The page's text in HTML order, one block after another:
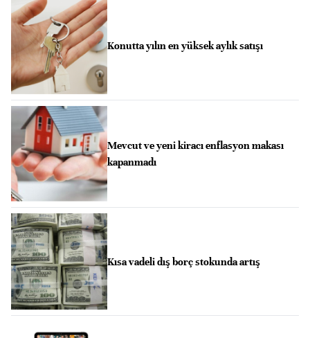
Konutta yılın en yüksek aylık satışı
Mevcut ve yeni kiracı enflasyon makası
kapanmadı
Kısa vadeli dış borç stokunda artış